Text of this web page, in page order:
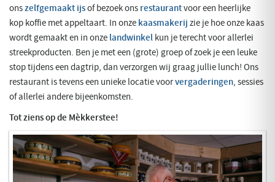
onszelfgemaakt ijsof bezoek ons restaurantvoor een heerlijke
kop koffie met appeltaart. In onze kaasmakerij zie je hoe onze kaas
wordt gemaakt en in onze landwinkel kun je terecht voor allerlei
streekproducten. Ben je met een (grote) groep of zoek je een leuke
stop tijdens een dagtrip, dan verzorgen wij graag jullie lunch! Ons
restaurant is tevens een unieke locatie voorvergaderingen, sessies
of allerlei andere bijeenkomsten.
Tot ziens op de Mèkkerstee!